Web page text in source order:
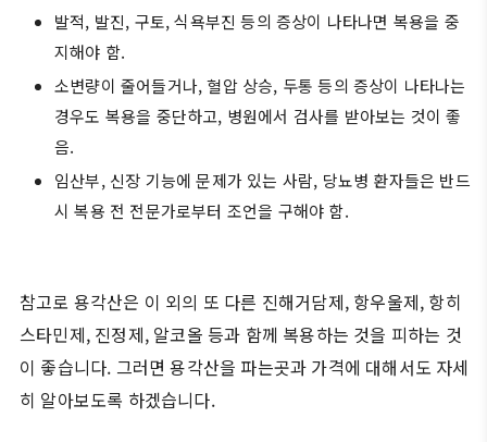
발적, 발진, 구토, 식욕부진 등의 증상이 나타나면 복용을 중
지해야 함.
소변량이 줄어들거나, 혈압 상승, 두통 등의 증상이 나타나는
경우도 복용을 중단하고, 병원에서 검사를 받아보는 것이 좋
음.
임산부, 신장 기능에 문제가 있는 사람, 당뇨병 환자들은 반드
시 복용 전 전문가로부터 조언을 구해야 함.
참고로 용각산은 이 외의 또 다른 진해거담제, 항우울제, 항히
스타민제, 진정제, 알코올 등과 함께 복용하는 것을 피하는 것
이 좋습니다. 그러면 용각산을 파는곳과 가격에 대해서도 자세
히 알아보도록 하겠습니다.